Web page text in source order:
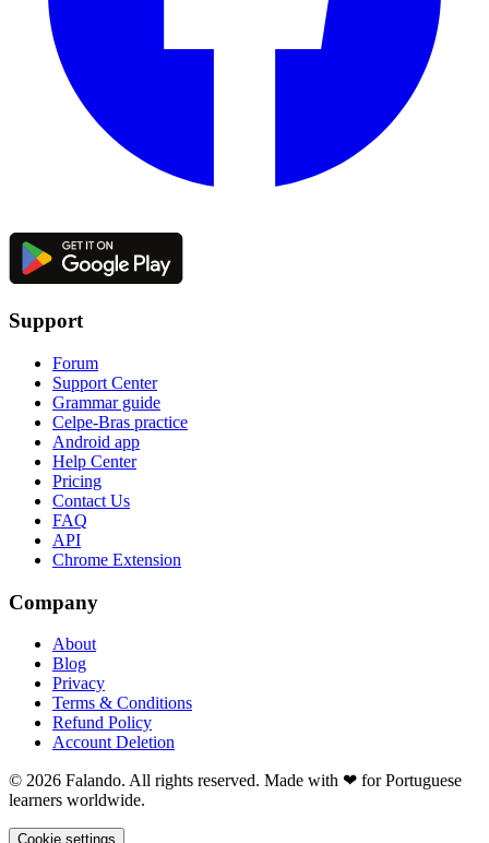
Support
Forum
Support Center
Grammar guide
Celpe-Bras practice
Android app
Help Center
Pricing
Contact Us
FAQ
API
Chrome Extension
Company
About
Blog
Privacy
Terms & Conditions
Refund Policy
Account Deletion
© 2026 Falando. All rights reserved. Made with ❤ for Portuguese
learners worldwide.
Cookie settings